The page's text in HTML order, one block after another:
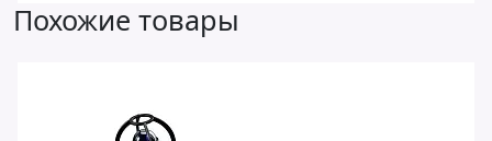
Похожие товары